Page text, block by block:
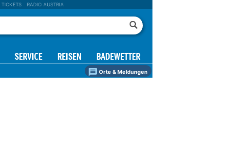
TICKETS RADIO AUSTRIA
SERVICE REISEN BADEWETTER
Orte & Meldungen